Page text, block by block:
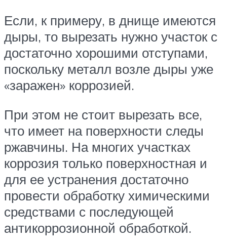
Если, к примеру, в днище имеются
дыры, то вырезать нужно участок с
достаточно хорошими отступами,
поскольку металл возле дыры уже
«заражен» коррозией.
При этом не стоит вырезать все,
что имеет на поверхности следы
ржавчины. На многих участках
коррозия только поверхностная и
для ее устранения достаточно
провести обработку химическими
средствами с последующей
антикоррозионной обработкой.